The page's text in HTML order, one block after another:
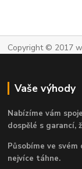
Copyright © 2017
Vaše výhody
Nabízíme vám
dospělé s garancí,
Působíme ve
nejvíce táhne.